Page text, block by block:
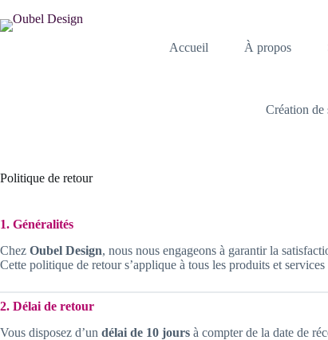
au
contenu
Accueil
À propos
Création de
Politique de retour
1. Généralités
Chez Oubel Design, nous nous engageons à garantir la
Cette politique de retour s’applique à tous les produits et services
2. Délai de retour
Vous disposez d’un délai de 10 jours à compter de la date de